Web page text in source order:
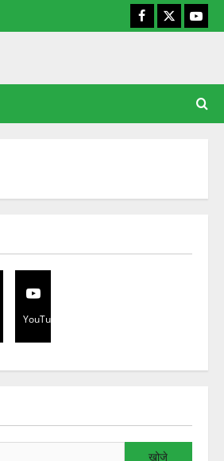
Facebook
X
YouTube